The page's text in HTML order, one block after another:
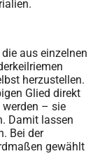
aus einzelnen
herzustellen.
Glied direkt
– sie
Damit lassen
Bei der
gewählt